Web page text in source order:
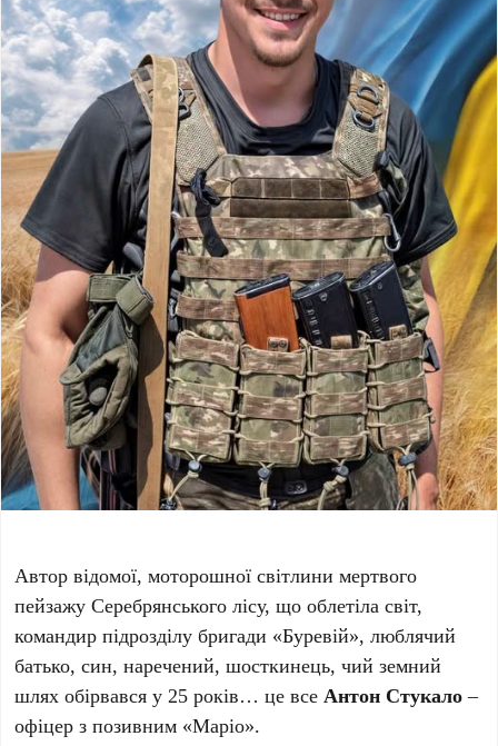
Автор відомої, моторошної світлини мертвого
пейзажу Серебрянського лісу, що облетіла світ,
командир підрозділу бригади «Буревій», люблячий
батько, син, наречений, шосткинець, чий земний
шлях обірвався у 25 років… це все Антон Стукало–
офіцер з позивним «Маріо».